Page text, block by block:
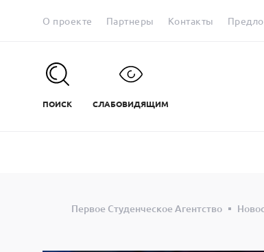
О проекте Партнеры Контакты
ПОИСК СЛАБОВИДЯЩИМ
Первое Студенческое Агентство